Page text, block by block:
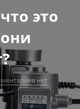
это
нет